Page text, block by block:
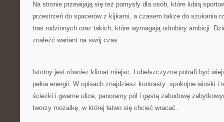
Na stronie przewijają się też pomysły dla osób, które lubią
przestrzeń do spacerów z kijkami, a czasem także do szukania
tras rodzinnych oraz takich, które wymagają odrobiny ambicji.
znaleźć wariant na swój czas.
Istotny jest również klimat miejsc: Lubelszczyzna potrafi być
pełna energii. W opisach znajdziesz kontrasty: spokojne wioski i
ścieżki i gwarne ulice, panoramy pól i gęstą zabudowę
tworzy mozaikę, w której łatwo się chcieć wracać.